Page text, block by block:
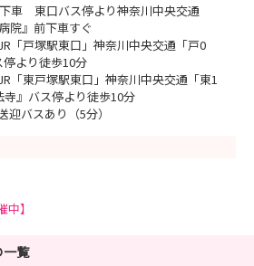
車 東口バス停より神奈川中央交通
院』前下車すぐ
「戸塚駅東口」神奈川中央交通「戸0
より徒歩10分
「東戸塚駅東口」神奈川中央交通「東1
』バス停より徒歩10分
バスあり（5分）
中】
一覧